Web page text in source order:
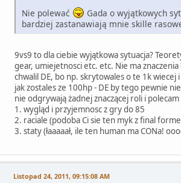
Nie polewać
Gada o wyjątkowych
bardziej zastanawiają mnie skille
9vs9 to dla ciebie wyjątkowa sytuacja?
gear, umiejetnosci etc. etc. Nie ma
chwalil DE, bo np. skrytowales o te 1k
jak zostales ze 100hp - DE by tego pewnie
nie odgrywają żadnej znaczącej roli i
1. wygląd i przyjemnosc z gry do 85
2. raciale (podoba Ci sie ten myk z final
3. staty (łaaaaał, ile ten human ma CONa!
Listopad 24, 2011, 09:15:08 AM